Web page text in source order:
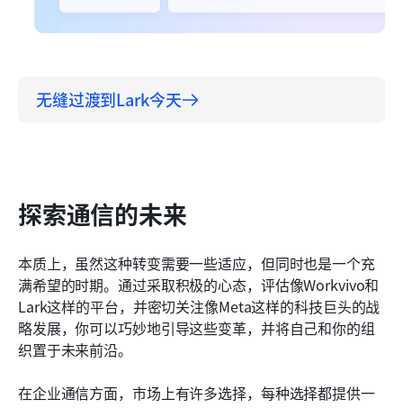
无缝过渡到Lark今天
探索通信的未来
本质上，虽然这种转变需要一些适应，但同时也是一个充
满希望的时期。通过采取积极的心态，评估像Workvivo和
Lark这样的平台，并密切关注像Meta这样的科技巨头的战
略发展，你可以巧妙地引导这些变革，并将自己和你的组
织置于未来前沿。
在企业通信方面，市场上有许多选择，每种选择都提供一